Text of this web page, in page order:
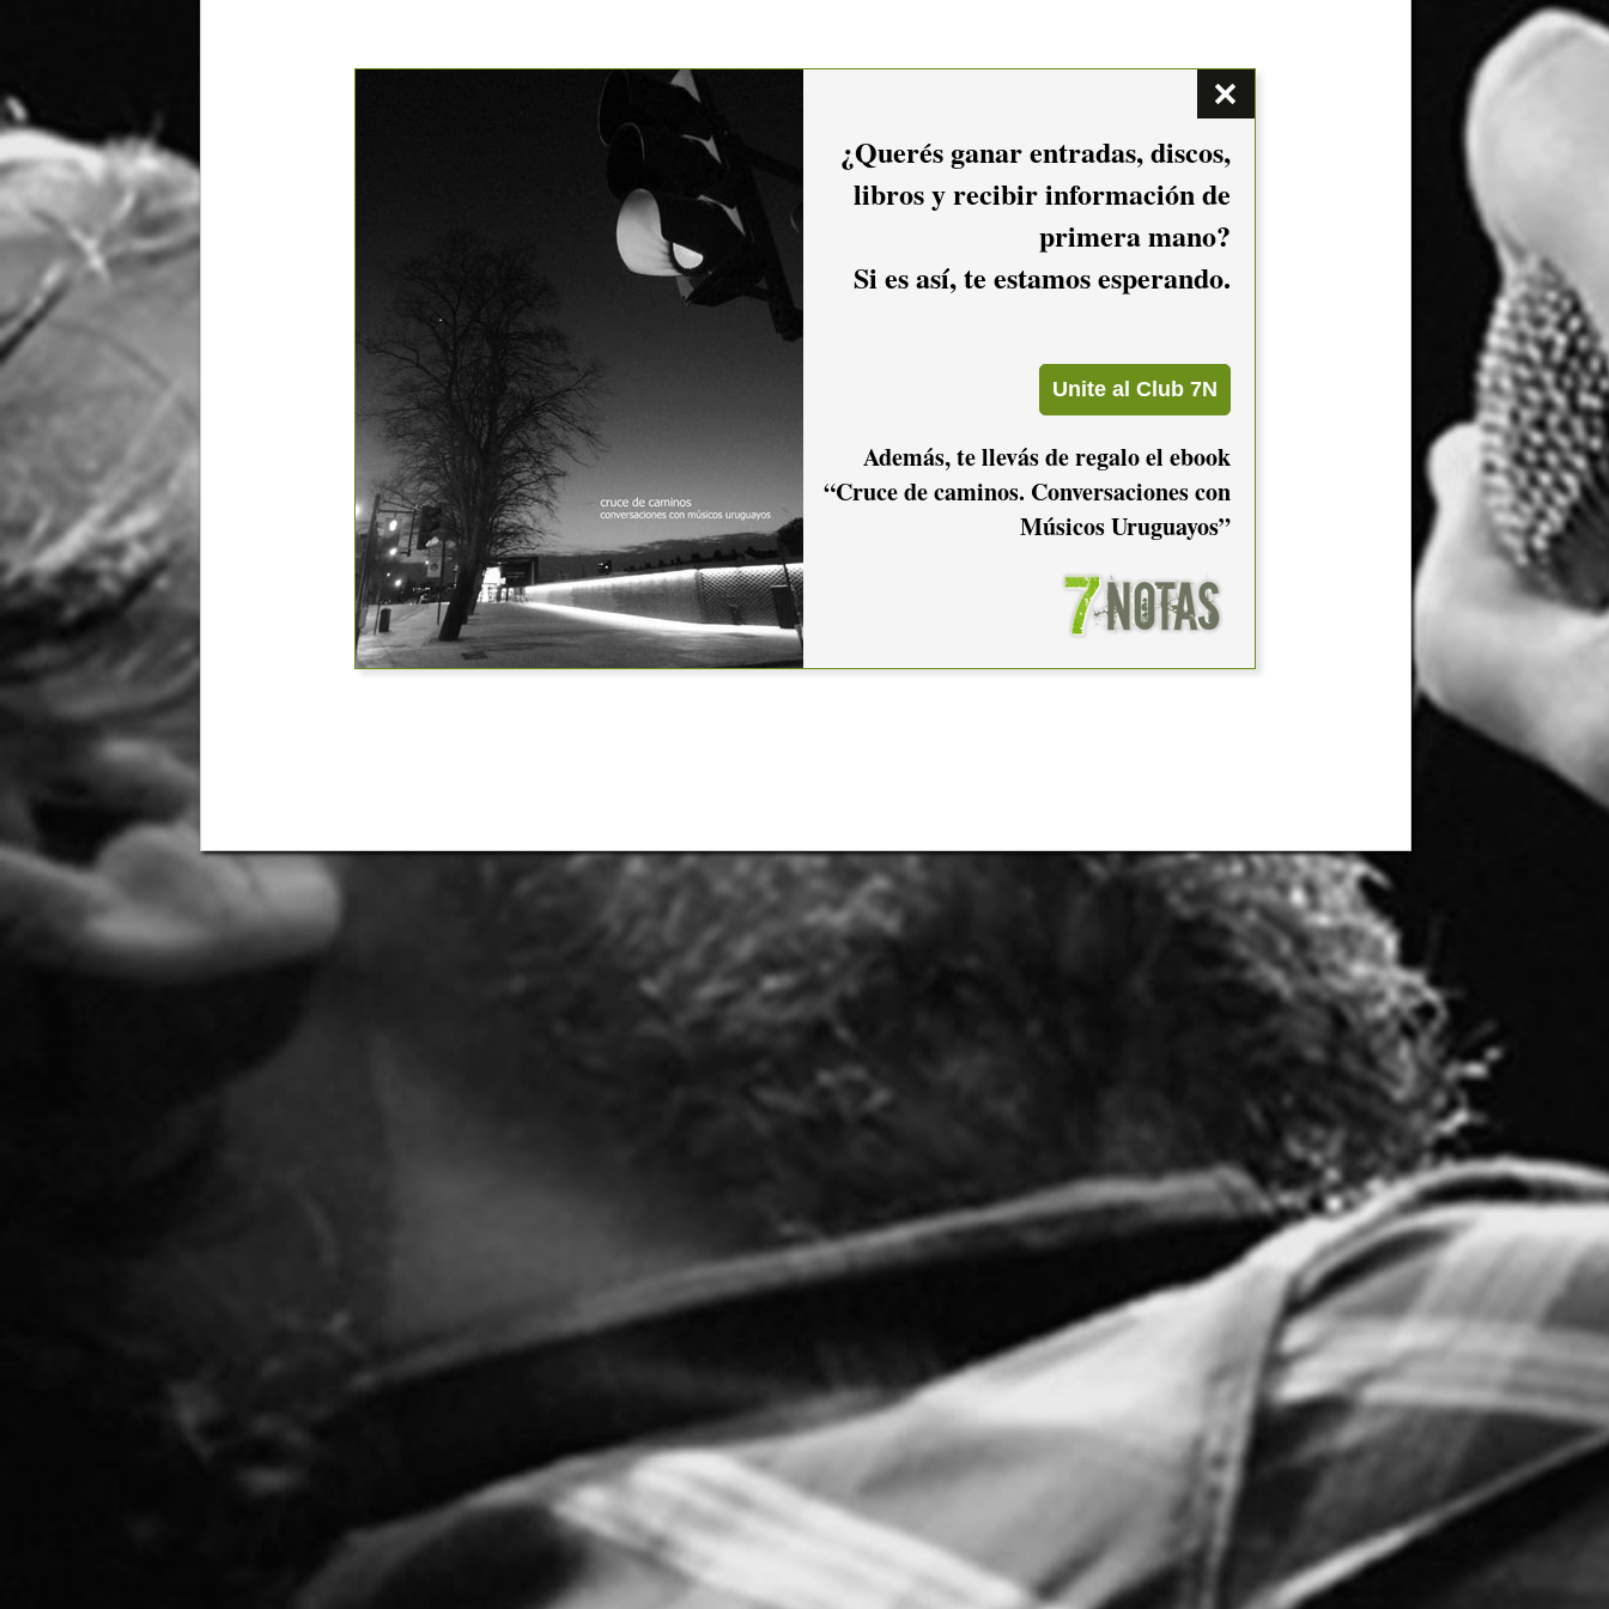
¿Querés ganar entradas, discos,
libros y recibir información de
primera mano?
Si es así, te estamos esperando.
Además, te llevás de regalo el ebook
“Cruce de caminos. Conversaciones con
Músicos Uruguayos”